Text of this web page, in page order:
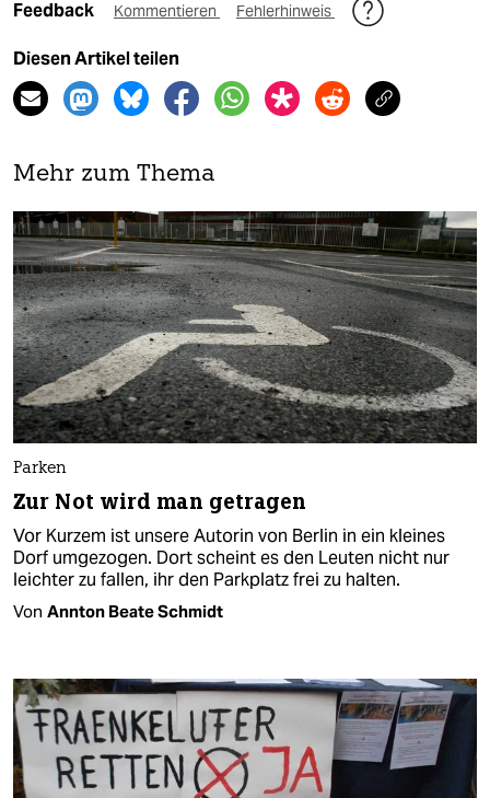
Feedback Kommentieren Fehlerhinweis
Diesen Artikel teilen
Mehr zum Thema
Parken
Zur Not wird man getragen
Vor Kurzem ist unsere Autorin von Berlin in ein kleines
Dorf umgezogen. Dort scheint es den Leuten nicht nur
leichter zu fallen, ihr den Parkplatz frei zu halten.
Von Annton Beate Schmidt